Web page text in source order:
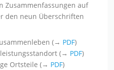
Zusammenfassungen auf
den neun Überschriften
(→ PDF)
(→ PDF)
Ortsteile (→ PDF)